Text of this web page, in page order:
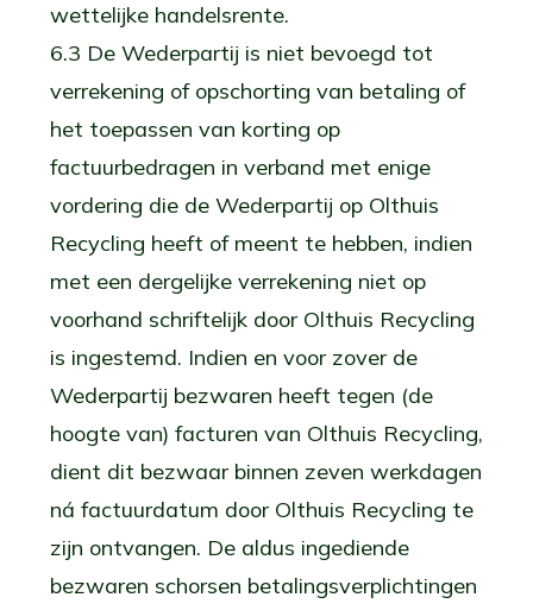
wettelijke handelsrente.
6.3 De Wederpartij is niet bevoegd tot
verrekening of opschorting van betaling of
het toepassen van korting op
factuurbedragen in verband met enige
vordering die de Wederpartij op Olthuis
Recycling heeft of meent te hebben, indien
met een dergelijke verrekening niet op
voorhand schriftelijk door Olthuis Recycling
is ingestemd. Indien en voor zover de
Wederpartij bezwaren heeft tegen (de
hoogte van) facturen van Olthuis Recycling,
dient dit bezwaar binnen zeven werkdagen
ná factuurdatum door Olthuis Recycling te
zijn ontvangen. De aldus ingediende
bezwaren schorsen betalingsverplichtingen